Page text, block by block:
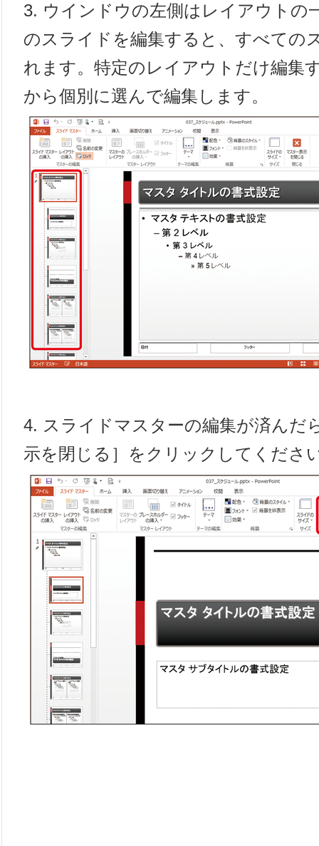
3. ウインドウの左側はレイアウトの
のスライドを編集すると、すべての
れます。特定のレイアウトだけ編集
から個別に選んで編集します。
4. スライドマスターの編集が済んだ
示を閉じる］をクリックしてくださ